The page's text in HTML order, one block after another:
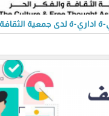
ة لدى جمعية الثقافة